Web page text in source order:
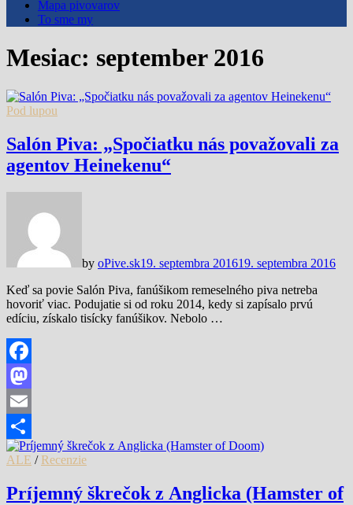
Mapa pivovarov
To sme my
Mesiac: september 2016
Pod lupou
Salón Piva: „Spočiatku nás považovali za
agentov Heinekenu“
by oPive.sk19. septembra 201619. septembra 2016
Keď sa povie Salón Piva, fanúšikom remeselného piva netreba
hovoriť viac. Podujatie si od roku 2014, kedy si zapísalo prvú
edíciu, získalo tisícky fanúšikov. Nebolo …
Facebook
Mastodon
Email
Share
ALE / Recenzie
Príjemný škrečok z Anglicka (Hamster of